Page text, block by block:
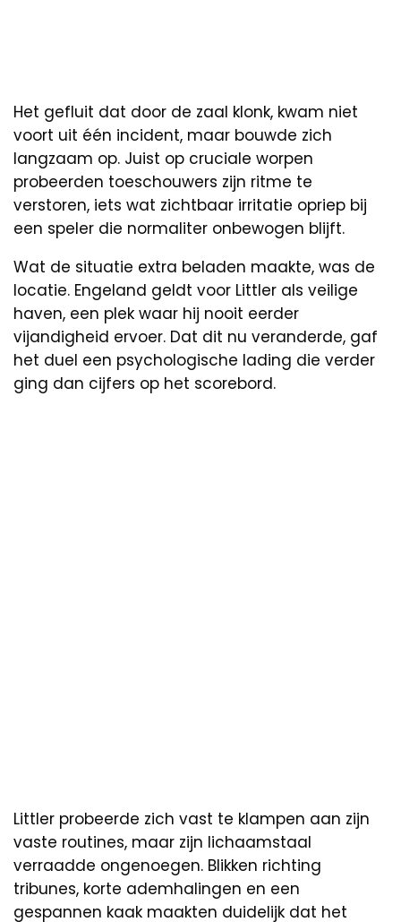
Het gefluit dat door de zaal klonk, kwam niet
voort uit één incident, maar bouwde zich
langzaam op. Juist op cruciale worpen
probeerden toeschouwers zijn ritme te
verstoren, iets wat zichtbaar irritatie opriep bij
een speler die normaliter onbewogen blijft.
Wat de situatie extra beladen maakte, was de
locatie. Engeland geldt voor Littler als veilige
haven, een plek waar hij nooit eerder
vijandigheid ervoer. Dat dit nu veranderde, gaf
het duel een psychologische lading die verder
ging dan cijfers op het scorebord.
Littler probeerde zich vast te klampen aan zijn
vaste routines, maar zijn lichaamstaal
verraadde ongenoegen. Blikken richting
tribunes, korte ademhalingen en een
gespannen kaak maakten duidelijk dat het